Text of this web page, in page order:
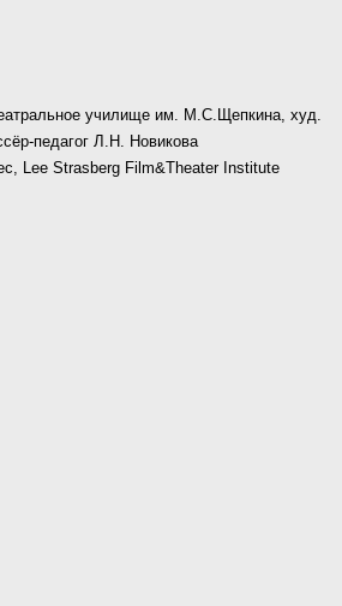
училище им. М.С.Щепкина, худ.
педагог Л.Н. Новикова
Lee Strasberg Film&Theater Institute